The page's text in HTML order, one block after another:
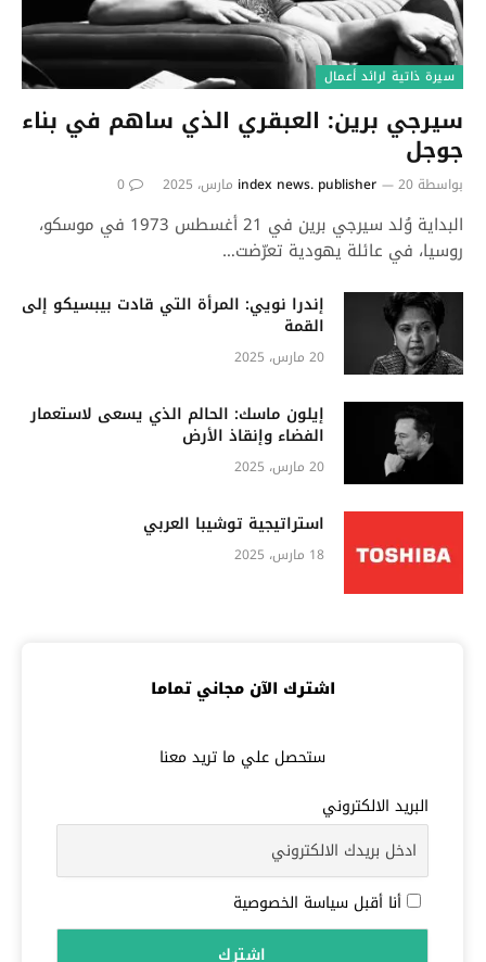
سيرة ذاتية لرائد أعمال
سيرجي برين: العبقري الذي ساهم في بناء
جوجل
بواسطة index news. publisher 20 مارس، 2025 0
البداية وُلد سيرجي برين في 21 أغسطس 1973 في موسكو،
روسيا، في عائلة يهودية تعرّضت…
إندرا نويي: المرأة التي قادت بيبسيكو إلى
القمة
20 مارس، 2025
إيلون ماسك: الحالم الذي يسعى لاستعمار
الفضاء وإنقاذ الأرض
20 مارس، 2025
استراتيجية توشيبا العربي
18 مارس، 2025
اشترك الآن مجاني تماما
ستحصل علي ما تريد معنا
البريد الالكتروني
أنا أقبل سياسة الخصوصية